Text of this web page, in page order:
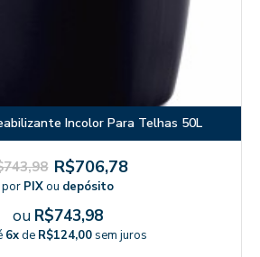
Incolor Para Telhas 50L
R$706,78
por PIXou depósito
ou R$743,98
6xde R$124,00 sem juros